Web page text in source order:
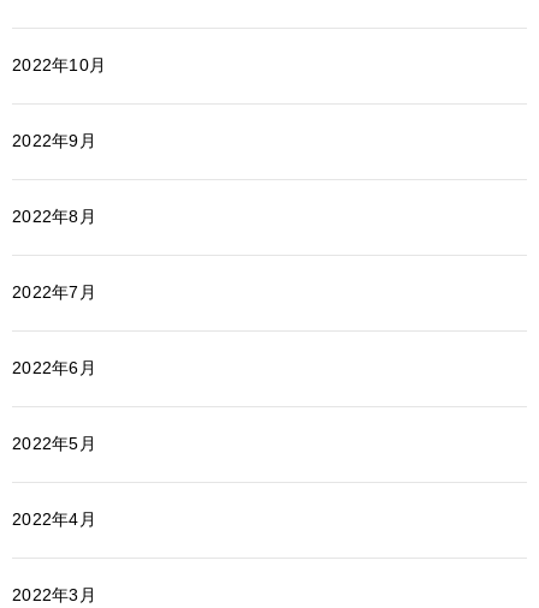
2022年10月
2022年9月
2022年8月
2022年7月
2022年6月
2022年5月
2022年4月
2022年3月